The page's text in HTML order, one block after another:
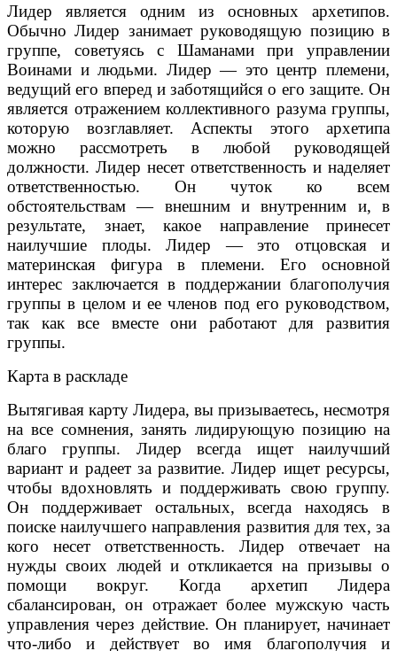
Лидер является одним из основных архетипов.
Обычно Лидер занимает руководящую позицию в
группе, советуясь с Шаманами при управлении
Воинами и людьми. Лидер — это центр племени,
ведущий его вперед и заботящийся о его защите. Он
является отражением коллективного разума группы,
которую возглавляет. Аспекты этого архетипа
можно рассмотреть в любой руководящей
должности. Лидер несет ответственность и наделяет
ответственностью. Он чуток ко всем
обстоятельствам — внешним и внутренним и, в
результате, знает, какое направление принесет
наилучшие плоды. Лидер — это отцовская и
материнская фигура в племени. Его основной
интерес заключается в поддержании благополучия
группы в целом и ее членов под его руководством,
так как все вместе они работают для развития
группы.
Карта в раскладе
Вытягивая карту Лидера, вы призываетесь, несмотря
на все сомнения, занять лидирующую позицию на
благо группы. Лидер всегда ищет наилучший
вариант и радеет за развитие. Лидер ищет ресурсы,
чтобы вдохновлять и поддерживать свою группу.
Он поддерживает остальных, всегда находясь в
поиске наилучшего направления развития для тех, за
кого несет ответственность. Лидер отвечает на
нужды своих людей и откликается на призывы о
помощи вокруг. Когда архетип Лидера
сбалансирован, он отражает более мужскую часть
управления через действие. Он планирует, начинает
что-либо и действует во имя благополучия и